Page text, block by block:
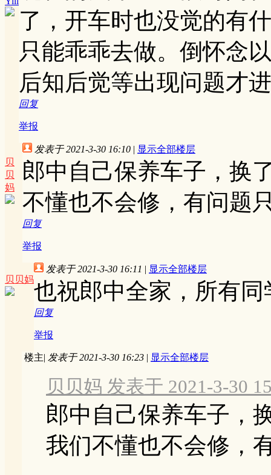
了，开车时也没觉的有
只能乖乖去做。倒怀念
后知后觉等出现问题才
回复
举报
贝
贝
妈
发表于 2021-3-30 16:10 | 显示全部楼层
郎中自己保养车子，换
不懂也不会修，有问题
回复
举报
贝贝妈
发表于 2021-3-30 16:11 | 显示全部楼层
也祝郎中全家，所有
回复
举报
楼主| 发表于 2021-3-30 16:23 | 显示全部楼层
贝贝妈 发表于 2021-3-30
郎中自己保养车子，
我们不懂也不会修，